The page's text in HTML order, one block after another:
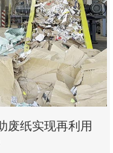
废纸实现再利用